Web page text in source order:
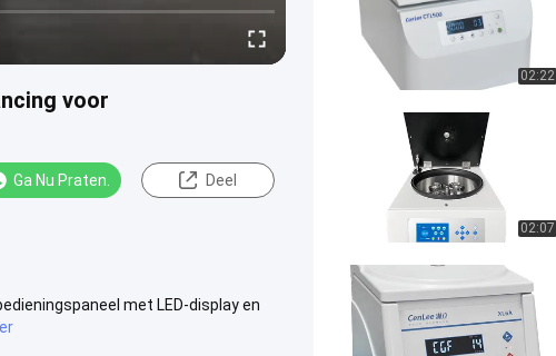
voor
Ga Nu Praten. Deel
met LED-display en
02:22
02:07